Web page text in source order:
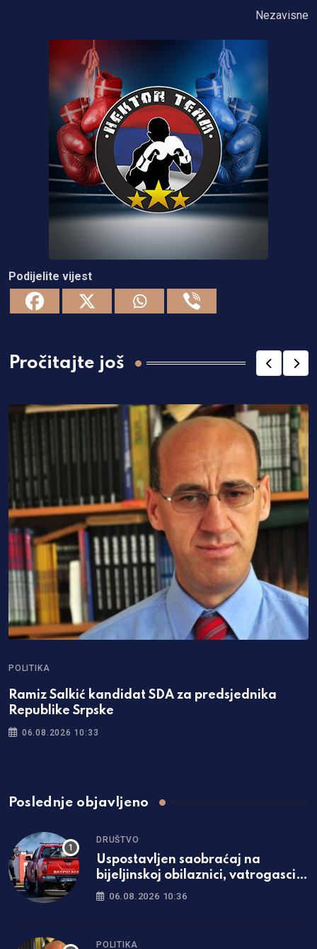
Nezavisne
Podijelite vijest
Pročitajte još
POLITIKA
Ramiz Salkić kandidat SDA za predsjednika
Republike Srpske
06.08.2026 10:33
Poslednje objavljeno
DRUŠTVO
Uspostavljen saobraćaj na
bijeljinskoj obilaznici, vatrogasci
ostaju dežurati
06.08.2026 10:36
POLITIKA